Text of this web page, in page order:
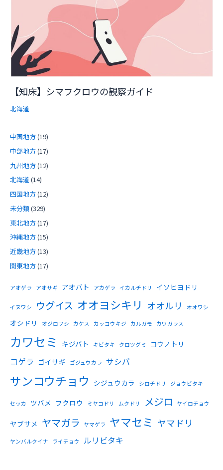
【知床】シマフクロウの観察ガイド
北海道
中国地方(19)
中部地方(17)
九州地方(12)
北海道 (14)
四国地方(12)
未分類(329)
東北地方(17)
沖縄地方(15)
近畿地方(13)
関東地方(17)
アオゲラ アオサギ アオバト アカゲラ イカルチドリ イソヒヨドリ
イヌワシ ウグイス オオヨシキリ オオルリ オオワシ
オシドリ オジロワシ カケス カッコウキジ カルガモ カワガラス
カワセミ キジバト キビタキ クロツグミ コウノトリ
コゲラ ゴイサギ ゴジュウカラ サシバ
サンコウチョウ シジュウカラ シロチドリ ジョウビタキ
セッカ ツバメ フクロウ ミヤコドリ ムクドリ メジロ ヤイロチョウ
ヤブサメ ヤマガラ ヤマゲラ ヤマセミ ヤマドリ
ヤンバルクイナ ライチョウ ルリビタキ